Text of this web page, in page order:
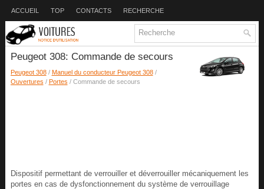
ACCUEIL TOP CONTACTS RECHERCHE
Peugeot 308: Commande de secours
Peugeot 308/ Manuel du conducteur Peugeot 308/
Ouvertures / Portes / Commande de secours
Dispositif permettant de verrouiller et déverrouiller mécaniquement les
portes en cas de dysfonctionnement du système de verrouillage